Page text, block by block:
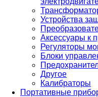
Устройства
Аксессуары к
Регуляторы
Блоки
Другое
Калибраторы
Портативные